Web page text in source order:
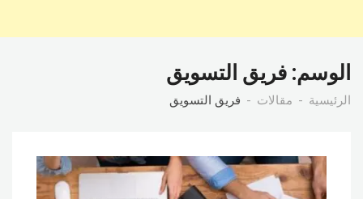
الوسم:فريق التسويق
الرئيسية مقالات فريق التسويق